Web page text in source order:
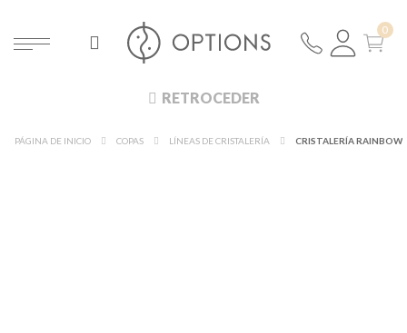
RETROCEDER
PÁGINA DE INICIO COPAS LÍNEAS DE CRISTALERÍA CRISTALERÍA RAINBOW